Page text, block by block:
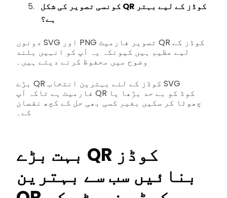
کونسی تصویر کی شکل QR کوڈز کے لیے بہتر
ہے؟
دونوں SVG اور PNG تصویر فارمیٹ QR کوڈز کے
لیے عظیم ہیں کیونکہ یہ آپ کو انہیں بلند
وضوح میں محفوظ کرنے دیتے ہیں۔
بڑے QR کوڈز کے لئے بہترین انتخاب SVG
فارمیٹ ہے تاکہ آپ QR کوڈ کو بے حد بڑھا یا
چھوٹا کر سکیں بغیر کسی بھی حل کے کچھ نقصان
کے۔
بہت بڑے QR کوڈز
بنائیں سب سے بہترین